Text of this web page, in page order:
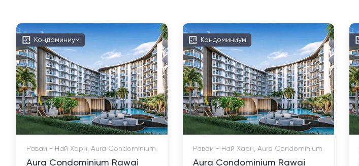
Кондоминиум
Раваи - Най Харн, Aura Condominium
Aura Condominium Rawai
Кондоминиум
Раваи - Най Харн, Aura Condominium
Aura Condominium Rawai